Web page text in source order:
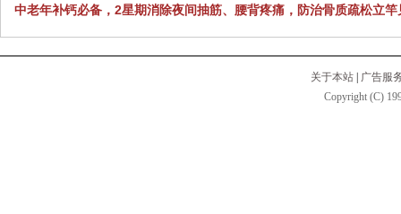
中老年补钙必备，2星期消除夜间抽筋、腰背疼痛，防治骨质疏松立竿
关于本站
广告服
Copyright (C)